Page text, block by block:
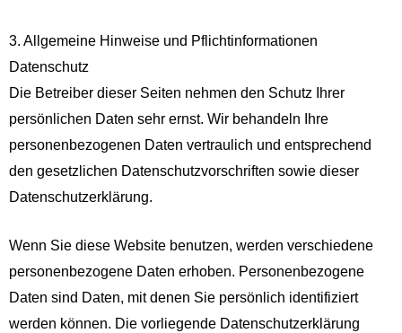
3. Allgemeine Hinweise und Pflicht­informationen
Datenschutz
Die Betreiber dieser Seiten nehmen den Schutz Ihrer
persönlichen Daten sehr ernst. Wir behandeln Ihre
personenbezogenen Daten vertraulich und entsprechend
den gesetzlichen Datenschutzvorschriften sowie dieser
Datenschutzerklärung.
Wenn Sie diese Website benutzen, werden verschiedene
personenbezogene Daten erhoben. Personenbezogene
Daten sind Daten, mit denen Sie persönlich identifiziert
werden können. Die vorliegende Datenschutzerklärung